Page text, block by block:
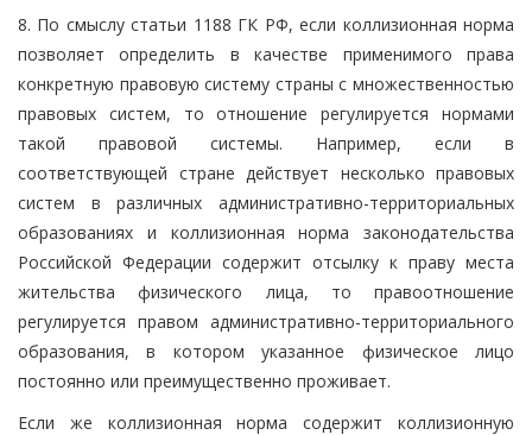
8. По смыслу статьи 1188 ГК РФ, если коллизионная норма
позволяет определить в качестве применимого права
конкретную правовую систему страны с множественностью
правовых систем, то отношение регулируется нормами
такой правовой системы. Например, если в
соответствующей стране действует несколько правовых
систем в различных административно-территориальных
образованиях и коллизионная норма законодательства
Российской Федерации содержит отсылку к праву места
жительства физического лица, то правоотношение
регулируется правом административно-территориального
образования, в котором указанное физическое лицо
постоянно или преимущественно проживает.
Если же коллизионная норма содержит коллизионную